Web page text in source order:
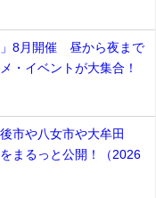
8月開催 昼から夜まで
・イベントが大集合！
市や八女市や大牟田
まるっと公開！（2026